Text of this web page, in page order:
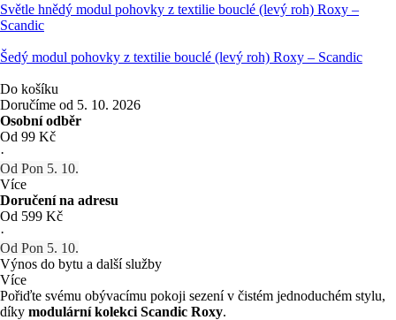
Světle hnědý modul pohovky z textilie bouclé (levý roh) Roxy –
Scandic
Šedý modul pohovky z textilie bouclé (levý roh) Roxy – Scandic
Do košíku
Doručíme od 5. 10. 2026
Osobní odběr
Od 99 Kč
·
Od Pon 5. 10.
Více
Doručení na adresu
Od 599 Kč
·
Od Pon 5. 10.
Výnos do bytu a další služby
Více
Pořiďte svému obývacímu pokoji sezení v čistém jednoduchém stylu,
díky modulární kolekci Scandic Roxy.